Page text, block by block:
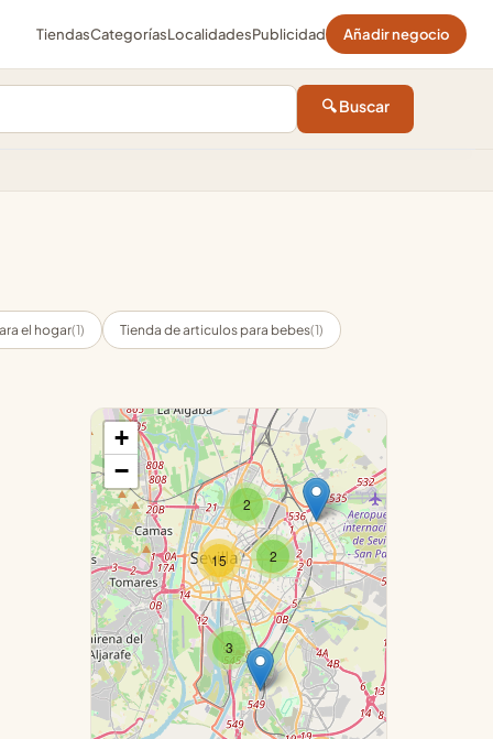
TiendasCategoríasLocalidadesPublicidad Añadir negocio
🔍 Buscar
el hogar(1) Tienda de articulos para bebes(1)
2
2
3
15
+
−